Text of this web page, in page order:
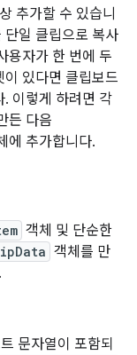
추가할 수 있습니
단일 클립으로 복사
용자가 한 번에 두
있다면 클립보드
. 이렇게 하려면 각
든 다음
에 추가합니다.
객체 및 단순한
객체를 만
문자열이 포함되